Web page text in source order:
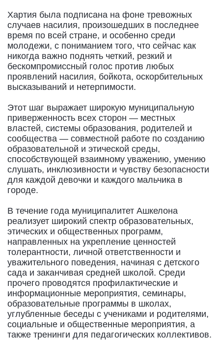
Хартия была подписана на фоне тревожных
случаев насилия, произошедших в последнее
время по всей стране, и особенно среди
молодежи, с пониманием того, что сейчас как
никогда важно поднять четкий, резкий и
бескомпромиссный голос против любых
проявлений насилия, бойкота, оскорбительных
высказываний и нетерпимости.
Этот шаг выражает широкую муниципальную
приверженность всех сторон — местных
властей, системы образования, родителей и
сообщества — совместной работе по созданию
образовательной и этической среды,
способствующей взаимному уважению, умению
слушать, инклюзивности и чувству безопасности
для каждой девочки и каждого мальчика в
городе.
В течение года муниципалитет Ашкелона
реализует широкий спектр образовательных,
этических и общественных программ,
направленных на укрепление ценностей
толерантности, личной ответственности и
уважительного поведения, начиная с детского
сада и заканчивая средней школой. Среди
прочего проводятся профилактические и
информационные мероприятия, семинары,
образовательные программы в школах,
углубленные беседы с учениками и родителями,
социальные и общественные мероприятия, а
также тренинги для педагогических коллективов.